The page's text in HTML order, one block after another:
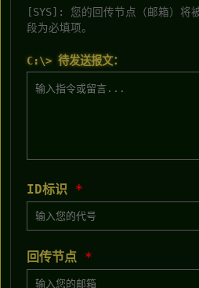
[SYS]: 您的回传节点（邮箱）将
段为必填项。
C:\> 待发送报文：
ID标识 *
回传节点 *